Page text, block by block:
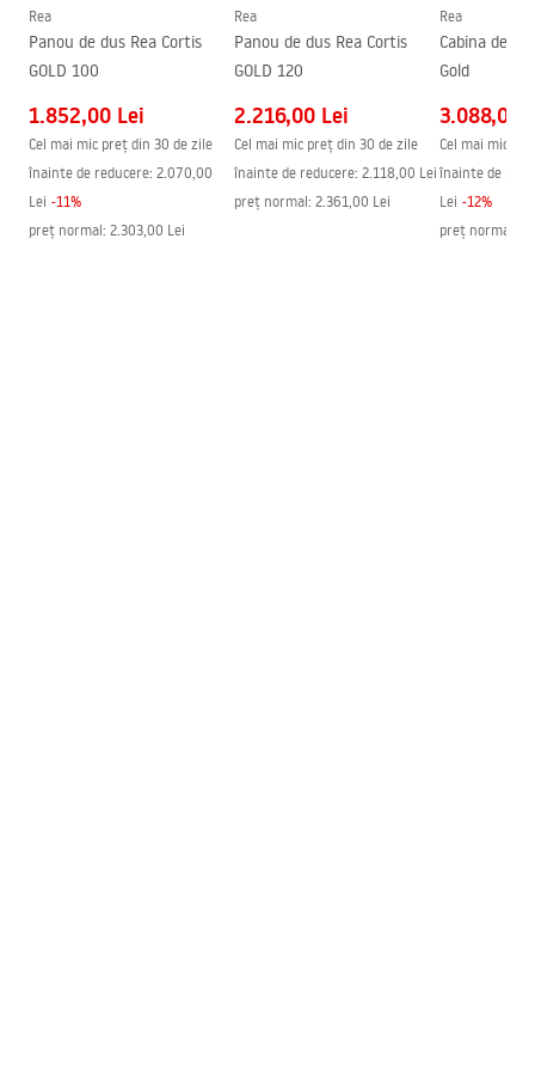
Tehnologia de acoperire
Distanța dintre racorduri
150
Garantie
24 luni
shower_set.pdf
Rea
Panou de dus Rea Cortis
GOLD 100
1.852,00 Lei
Cel mai mic preț din 30 de zile
înainte de reducere: 2.070,00
Lei -11%
preț normal: 2.303,00 Lei
Rea
Panou de dus Rea Cortis
GOLD 120
2.216,00 Lei
Cel mai mic preț din 30 de zile
înainte de reducere: 2.118,00 Lei
preț normal: 2.361,00 Lei
Rea
Cabina de
Gold
3.088,00
Cel mai mic
înainte de
Lei -12%
preț normal